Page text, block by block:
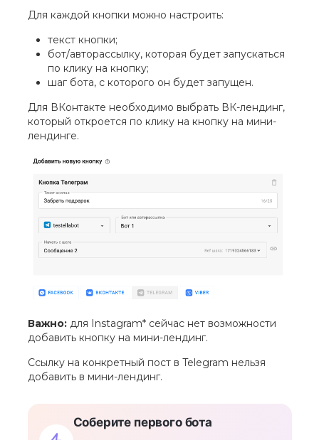
Для каждой кнопки можно настроить:
текст кнопки;
бот/авторассылку, которая будет запускаться
по клику на кнопку;
шаг бота, с которого он будет запущен.
Для ВКонтакте необходимо выбрать ВК-лендинг,
который откроется по клику на кнопку на мини-
лендинге.
Важно:для Instagram* сейчас нет возможности
добавить кнопку на мини-лендинг.
Ссылку на конкретный пост в Telegram нельзя
добавить в мини-лендинг.
Соберите первого бота